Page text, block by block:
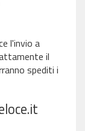
l'invio a
il
spediti i